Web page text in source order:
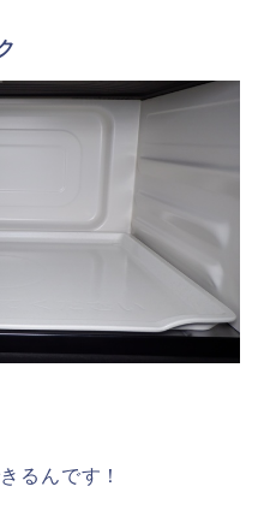
るんです！